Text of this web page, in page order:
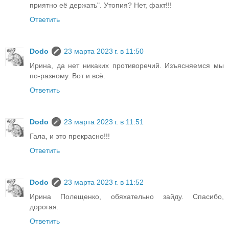
приятно её держать". Утопия? Нет, факт!!!
Ответить
Dodo
23 марта 2023 г. в 11:50
Ирина, да нет никаких противоречий. Изъясняемся мы
по-разному. Вот и всё.
Ответить
Dodo
23 марта 2023 г. в 11:51
Гала, и это прекрасно!!!
Ответить
Dodo
23 марта 2023 г. в 11:52
Ирина Полещенко, обяхательно зайду. Спасибо,
дорогая.
Ответить